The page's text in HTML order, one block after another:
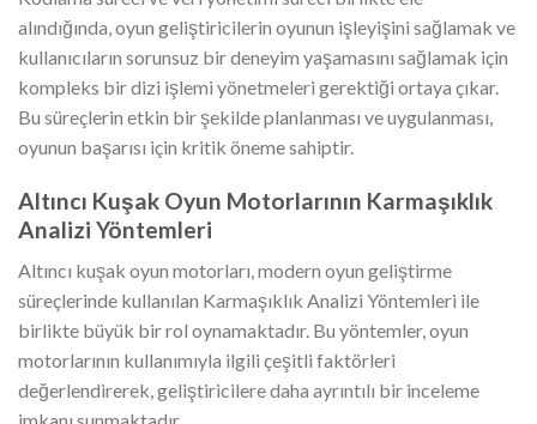
alındığında, oyun geliştiricilerin oyunun işleyişini sağlamak ve
kullanıcıların sorunsuz bir deneyim yaşamasını sağlamak için
kompleks bir dizi işlemi yönetmeleri gerektiği ortaya çıkar.
Bu süreçlerin etkin bir şekilde planlanması ve uygulanması,
oyunun başarısı için kritik öneme sahiptir.
Altıncı Kuşak Oyun Motorlarının Karmaşıklık
Analizi Yöntemleri
Altıncı kuşak oyun motorları, modern oyun geliştirme
süreçlerinde kullanılan Karmaşıklık Analizi Yöntemleri ile
birlikte büyük bir rol oynamaktadır. Bu yöntemler, oyun
motorlarının kullanımıyla ilgili çeşitli faktörleri
değerlendirerek, geliştiricilere daha ayrıntılı bir inceleme